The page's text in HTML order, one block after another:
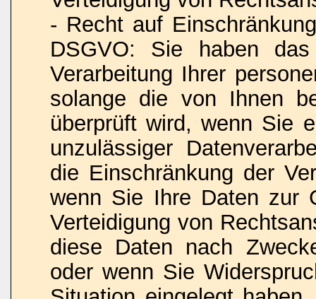
- Recht auf
DSGVO: Sie haben
Verarbeitung Ihrer
solange die von Ihnen
überprüft wird, wenn Sie
unzulässiger
die Einschränkung der
wenn Sie Ihre Daten zur
Verteidigung von
diese Daten nach
oder wenn Sie